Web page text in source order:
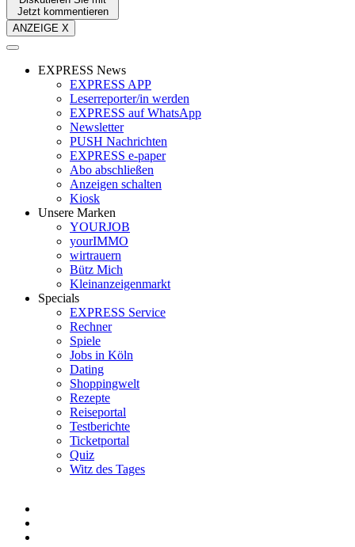
Jetzt kommentieren
ANZEIGE X
EXPRESS News
EXPRESS APP
Leserreporter/in werden
EXPRESS auf WhatsApp
Newsletter
PUSH Nachrichten
EXPRESS e-paper
Abo abschließen
Anzeigen schalten
Kiosk
Unsere Marken
YOURJOB
yourIMMO
wirtrauern
Bütz Mich
Kleinanzeigenmarkt
Specials
EXPRESS Service
Rechner
Spiele
Jobs in Köln
Dating
Shoppingwelt
Rezepte
Reiseportal
Testberichte
Ticketportal
Quiz
Witz des Tages